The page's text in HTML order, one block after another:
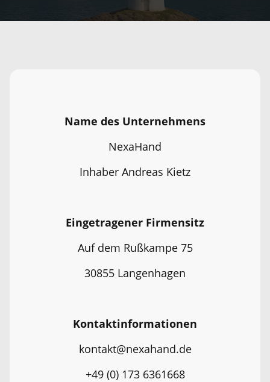
Name des Unternehmens
NexaHand
Inhaber Andreas Kietz
Eingetragener Firmensitz
Auf dem Rußkampe 75
30855 Langenhagen
Kontaktinformationen
kontakt@nexahand.de
+49 (0) 173 6361668